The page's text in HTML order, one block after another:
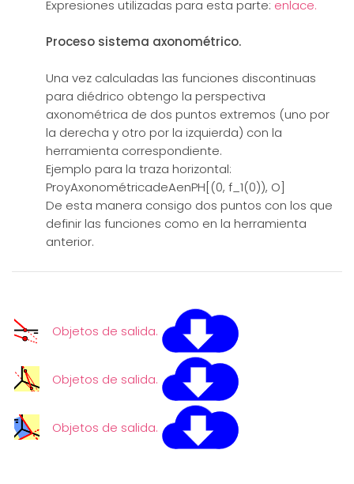
Expresiones utilizadas para esta parte: enlace.
Proceso sistema axonométrico.
Una vez calculadas las funciones discontinuas
para diédrico obtengo la perspectiva
axonométrica de dos puntos extremos (uno por
la derecha y otro por la izquierda) con la
herramienta correspondiente.
Ejemplo para la traza horizontal:
ProyAxonométricadeAenPH[(0, f_1(0)), O]
De esta manera consigo dos puntos con los que
definir las funciones como en la herramienta
anterior.
Objetos de salida.
Objetos de salida.
Objetos de salida.